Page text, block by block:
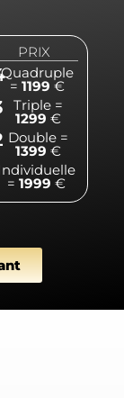
PRIX
Quadruple
=1199€
Triple =
1299 €
Double =
1399 €
= 1999 €